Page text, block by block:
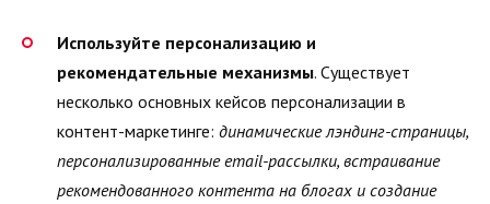
Используйте персонализацию и
рекомендательные механизмы. Существует
несколько основных кейсов персонализации в
контент-маркетинге: динамические лэндинг-страницы,
персонализированныеemail-рассылки, встраивание
рекомендованного контента на блогах и создание